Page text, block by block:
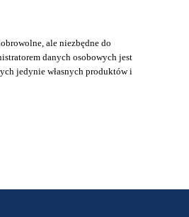
ale niezbędne do
danych osobowych jest
jedynie własnych produktów i